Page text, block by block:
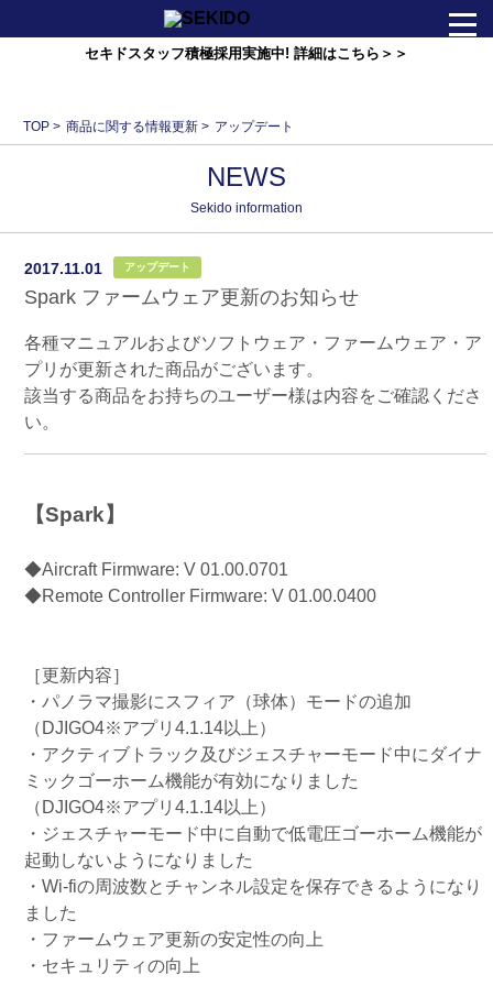
セキドスタッフ積極採用実施中! 詳細はこちら＞＞
TOP > 商品に関する情報更新 > アップデート
NEWS
Sekido information
2017.11.01 アップデート
Spark ファームウェア更新のお知らせ
各種マニュアルおよびソフトウェア・ファームウェア・ア
プリが更新された商品がございます。
該当する商品をお持ちのユーザー様は内容をご確認くださ
い。
【Spark】
◆Aircraft Firmware: V 01.00.0701
◆Remote Controller Firmware: V 01.00.0400
［更新内容］
・パノラマ撮影にスフィア（球体）モードの追加
（DJIGO4※アプリ4.1.14以上）
・アクティブトラック及びジェスチャーモード中にダイナ
ミックゴーホーム機能が有効になりました
（DJIGO4※アプリ4.1.14以上）
・ジェスチャーモード中に自動で低電圧ゴーホーム機能が
起動しないようになりました
・Wi-fiの周波数とチャンネル設定を保存できるようになり
ました
・ファームウェア更新の安定性の向上
・セキュリティの向上
会社情報
ニュース
事業紹介
セキドオンラインストア